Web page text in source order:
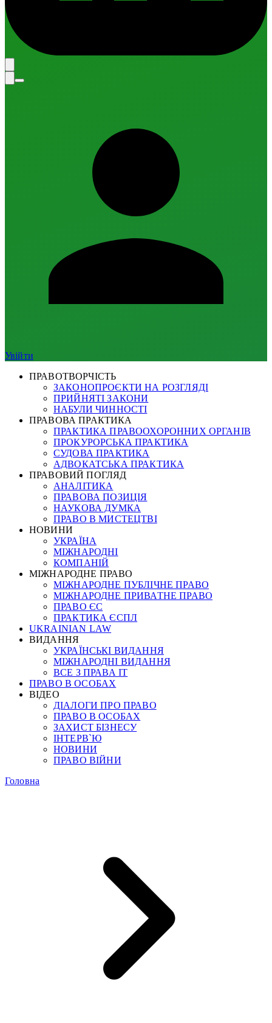
Увійти
ПРАВОТВОРЧІСТЬ
ЗАКОНОПРОЄКТИ НА РОЗГЛЯДІ
ПРИЙНЯТІ ЗАКОНИ
НАБУЛИ ЧИННОСТІ
ПРАВОВА ПРАКТИКА
ПРАКТИКА ПРАВООХОРОННИХ ОРГАНІВ
ПРОКУРОРСЬКА ПРАКТИКА
СУДОВА ПРАКТИКА
АДВОКАТСЬКА ПРАКТИКА
ПРАВОВИЙ ПОГЛЯД
АНАЛІТИКА
ПРАВОВА ПОЗИЦІЯ
НАУКОВА ДУМКА
ПРАВО В МИСТЕЦТВІ
НОВИНИ
УКРАЇНА
МІЖНАРОДНІ
КОМПАНІЙ
МІЖНАРОДНЕ ПРАВО
МІЖНАРОДНЕ ПУБЛІЧНЕ ПРАВО
МІЖНАРОДНЕ ПРИВАТНЕ ПРАВО
ПРАВО ЄС
ПРАКТИКА ЄСПЛ
UKRAINIAN LAW
ВИДАННЯ
УКРАЇНСЬКІ ВИДАННЯ
МІЖНАРОДНІ ВИДАННЯ
ВСЕ З ПРАВА ІТ
ПРАВО В ОСОБАХ
ВІДЕО
ДІАЛОГИ ПРО ПРАВО
ПРАВО В ОСОБАХ
ЗАХИСТ БІЗНЕСУ
ІНТЕРВ`Ю
НОВИНИ
ПРАВО ВІЙНИ
Головна